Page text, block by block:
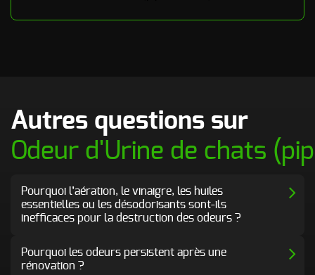
Autres questions sur
Odeur d'Urine de chats
Pourquoi l’aération, le vinaigre, les huiles
essentielles ou les désodorisants sont-ils
inefficaces pour la destruction des odeurs ?
Pourquoi les odeurs persistent après une
rénovation ?